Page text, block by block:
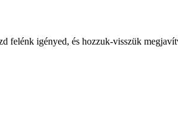
felénk igényed, és hozzuk-visszük